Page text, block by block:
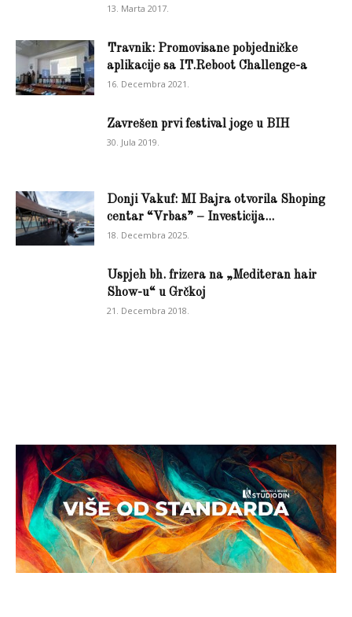
13. Marta 2017.
Travnik: Promovisane pobjedničke
aplikacije sa IT.Reboot Challenge-a
16. Decembra 2021.
Zavrešen prvi festival joge u BIH
30. Jula 2019.
Donji Vakuf: MI Bajra otvorila Shoping
centar “Vrbas” – Investicija...
18. Decembra 2025.
Uspjeh bh. frizera na „Mediteran hair
Show-u“ u Grčkoj
21. Decembra 2018.